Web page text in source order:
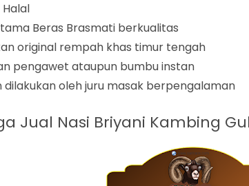
Beras Brasmati berkualitas
original rempah khas timur tengah
pengawet ataupun bumbu instan
dilakukan oleh juru masak berpengalaman
Jual Nasi Briyani Kambing